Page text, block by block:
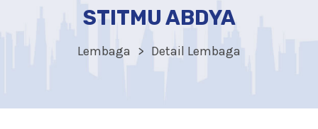
STITMU ABDYA
Lembaga Detail Lembaga